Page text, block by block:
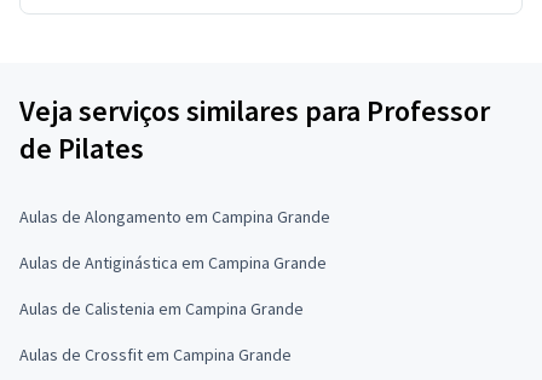
Veja serviços similares para Professor
de Pilates
Aulas de Alongamento em Campina Grande
Aulas de Antiginástica em Campina Grande
Aulas de Calistenia em Campina Grande
Aulas de Crossfit em Campina Grande